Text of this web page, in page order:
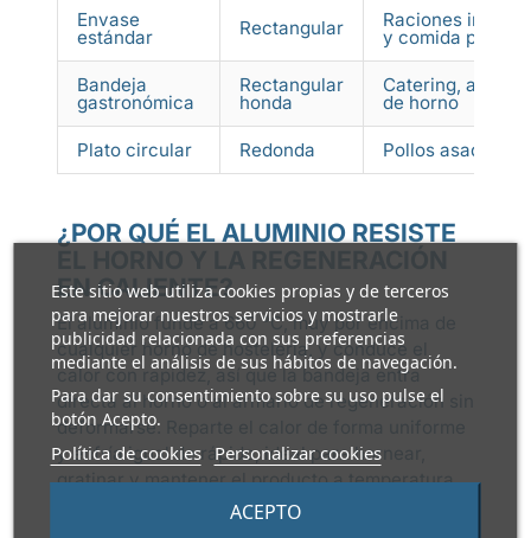
Este sitio web utiliza cookies propias y de terceros
para mejorar nuestros servicios y mostrarle
publicidad relacionada con sus preferencias
mediante el análisis de sus hábitos de navegación.
Para dar su consentimiento sobre su uso pulse el
botón Acepto.
Política de cookies Personalizar cookies
ACEPTO
Envase
estándar Rectangular Raciones
y comida para
Bandeja
gastronómica
Rectangular
honda
Catering,
de horno
Plato circular Redonda Pollos asados,
¿POR QUÉ EL ALUMINIO RESISTE
EN CALIENTE?
El aluminio funde a 660 °C, muy por encima de
cualquier horno de hostelería, y conduce el
calor con rapidez, así que la bandeja entra
directa al horno o al armario de regeneración sin
deformarse. Reparte el calor de forma uniforme
y enfría igual de rápido, ideal para hornear,
gratinar y mantener el producto a temperatura